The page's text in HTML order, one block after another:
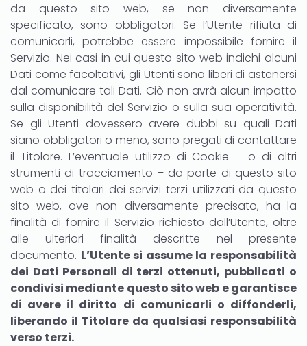
da questo sito web, se non diversamente
specificato, sono obbligatori. Se l’Utente rifiuta di
comunicarli, potrebbe essere impossibile fornire il
Servizio. Nei casi in cui questo sito web indichi alcuni
Dati come facoltativi, gli Utenti sono liberi di astenersi
dal comunicare tali Dati. Ciò non avrà alcun impatto
sulla disponibilità del Servizio o sulla sua operatività.
Se gli Utenti dovessero avere dubbi su quali Dati
siano obbligatori o meno, sono pregati di contattare
il Titolare. L’eventuale utilizzo di Cookie – o di altri
strumenti di tracciamento – da parte di questo sito
web o dei titolari dei servizi terzi utilizzati da questo
sito web, ove non diversamente precisato, ha la
finalità di fornire il Servizio richiesto dall’Utente, oltre
alle ulteriori finalità descritte nel presente
documento. L’Utente si assume la responsabilità
dei Dati Personali di terzi ottenuti, pubblicati o
condivisi mediante questo sito web e garantisce
di avere il diritto di comunicarli o diffonderli,
liberando il Titolare da qualsiasi responsabilità
verso terzi.